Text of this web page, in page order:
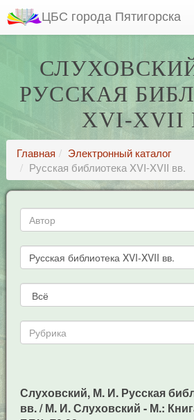
ЦБС города Пятигорска
РУССКАЯ
XVI-XVII
Главная
Электронный каталог
Русская библиотека XVI-XVII вв.
Слуховский, М. И. Русская
вв. / М. И. Слуховский - М.: